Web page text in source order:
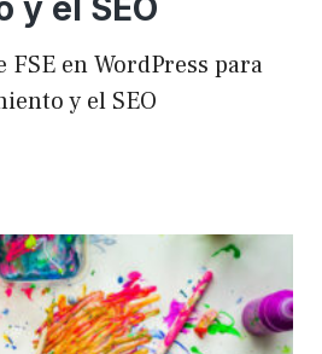
y el SEO
en WordPress para
y el SEO